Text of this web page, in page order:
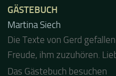
GÄSTEBUCH
Jacel
Guten Abend und auch
Dank für die tolle Mucke